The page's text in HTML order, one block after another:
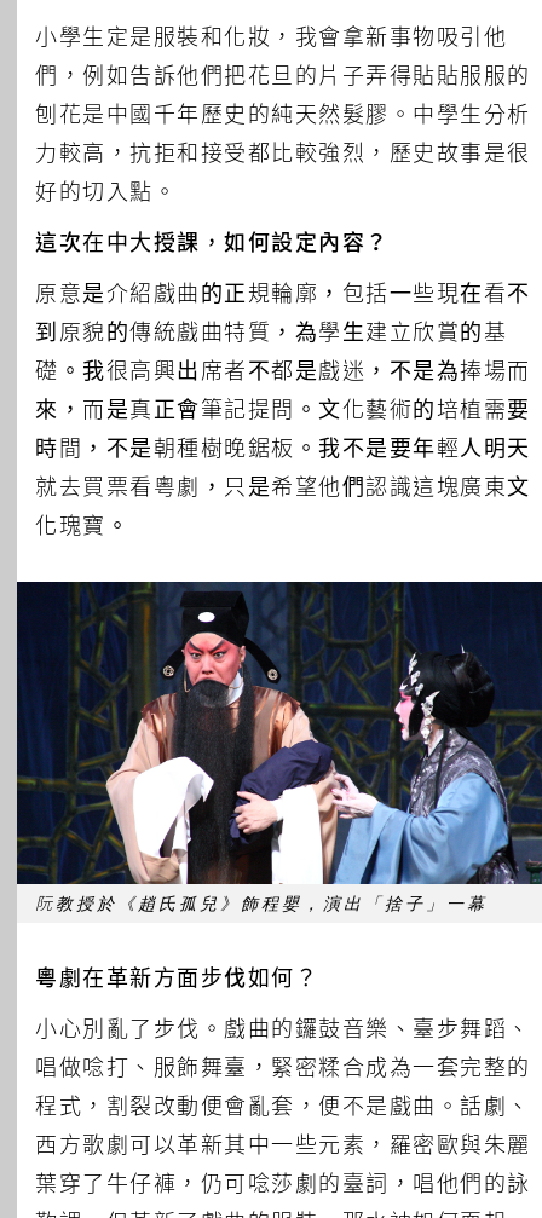
小學生定是服裝和化妝，我會拿新事物吸引他
們，例如告訴他們把花旦的片子弄得貼貼服服的
刨花是中國千年歷史的純天然髮膠。中學生分析
力較高，抗拒和接受都比較強烈，歷史故事是很
好的切入點。
這次在中大授課，如何設定內容？
原意是介紹戲曲的正規輪廓，包括一些現在看不
到原貌的傳統戲曲特質，為學生建立欣賞的基
礎。我很高興出席者不都是戲迷，不是為捧場而
來，而是真正會筆記提問。文化藝術的培植需要
時間，不是朝種樹晚鋸板。我不是要年輕人明天
就去買票看粵劇，只是希望他們認識這塊廣東文
化瑰寶。
阮教授於《趙氏孤兒》飾程嬰，演出「捨子」一幕
粵劇在革新方面步伐如何？
小心別亂了步伐。戲曲的鑼鼓音樂、臺步舞蹈、
唱做唸打、服飾舞臺，緊密糅合成為一套完整的
程式，割裂改動便會亂套，便不是戲曲。話劇、
西方歌劇可以革新其中一些元素，羅密歐與朱麗
葉穿了牛仔褲，仍可唸莎劇的臺詞，唱他們的詠